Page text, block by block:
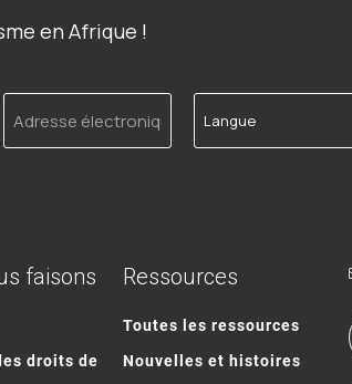
en Afrique !
Adresse
électronique
Langue
faisons
droits de
Ressources
Toutes les ressources
Nouvelles et histoires